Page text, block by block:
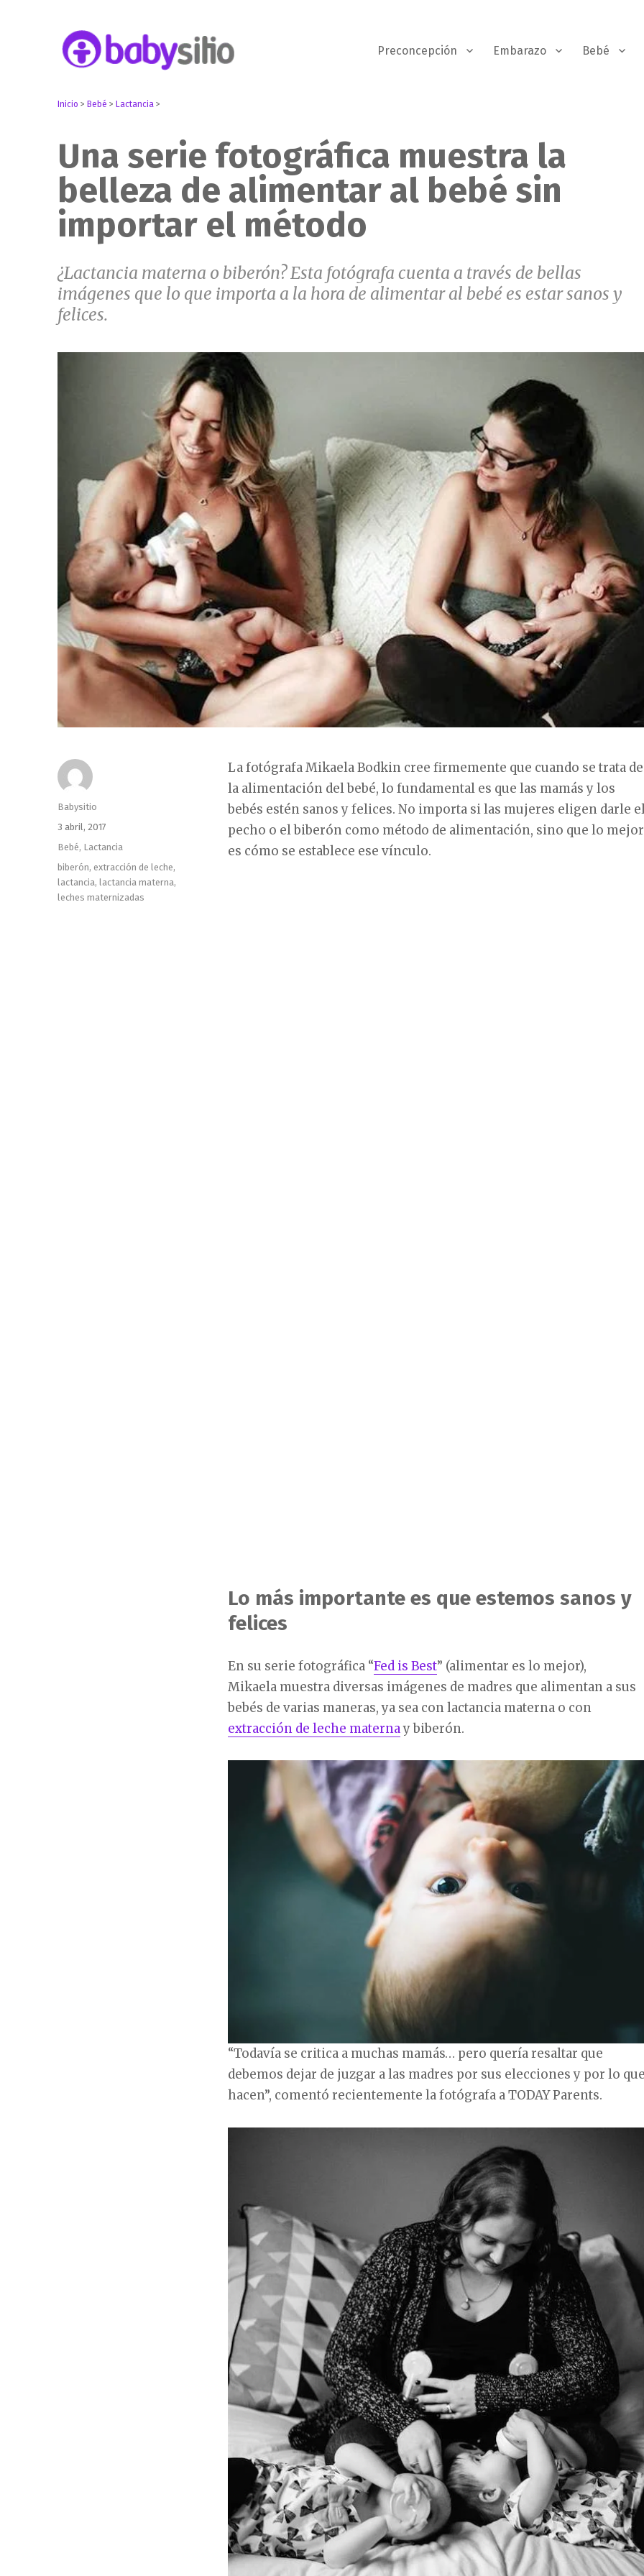
Babysitio
Preconcepción Embarazo Bebé
Inicio > Bebé > Lactancia >
Una serie fotográfica muestra la
belleza de alimentar al bebé sin
importar el método
¿Lactancia materna o biberón? Esta fotógrafa cuenta a través de bellas
imágenes que lo que importa a la hora de alimentar al bebé es estar sanos y
felices.
La fotógrafa Mikaela Bodkin cree firmemente que cuando se trata de
la alimentación del bebé, lo fundamental es que las mamás y los
bebés estén sanos y felices. No importa si las mujeres eligen darle
pecho o el biberón como método de alimentación, sino que lo mejor
es cómo se establece ese vínculo.
Lo más importante es que estemos sanos y
felices
En su serie fotográfica “Fed is Best” (alimentar es lo mejor),
Mikaela muestra diversas imágenes de madres que alimentan a sus
bebés de varias maneras, ya sea con lactancia materna o con
extracción de leche maternay biberón.
“Todavía se critica a muchas mamás… pero quería resaltar que
debemos dejar de juzgar a las madres por sus elecciones y por lo
hacen”, comentó recientemente la fotógrafa a TODAY Parents.
Autor
Babysitio
Publicado
3 abril, 2017
Categorías
Bebé, Lactancia
Etiquetas
biberón,extracción de leche,
lactancia,lactancia materna,
leches maternizadas